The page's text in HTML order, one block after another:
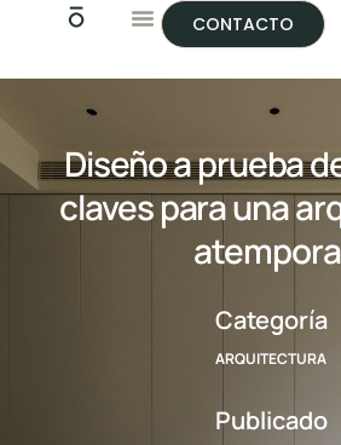
CONTACTO
Diseño a prueba
claves para una
Categoría
ARQUITECTURA
Publicado